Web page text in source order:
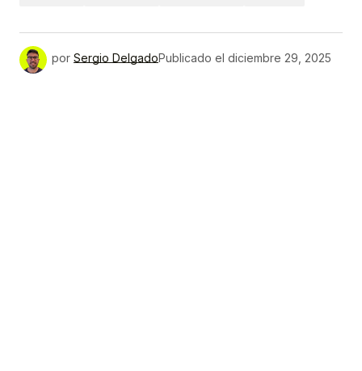
por Sergio DelgadoPublicado el diciembre 29, 2025